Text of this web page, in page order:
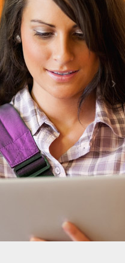
cursos para
en un mundo
día más exigente.
Registrate como Estudiante